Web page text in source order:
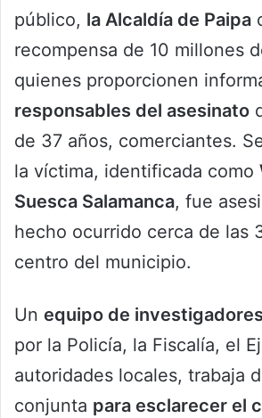
público, la Alcaldía de Paipa
recompensa de 10 millones
quienes proporcionen
responsables del asesinato
de 37 años, comerciantes.
la víctima, identificada como
Suesca Salamanca, fue
hecho ocurrido cerca de las
centro del municipio.
Un equipo de investigadores
por la Policía, la Fiscalía, el
autoridades locales, trabaja
conjunta para esclarecer el